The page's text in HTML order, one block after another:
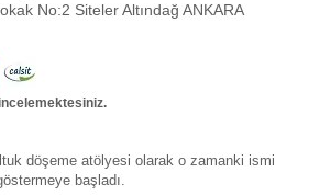
No:2 Siteler Altındağ ANKARA
döşeme atölyesi olarak o zamanki ismi
başladı.